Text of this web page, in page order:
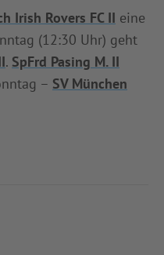
Irish Rovers FC II eine
(12:30 Uhr) geht
. SpFrd Pasing M. II
– SV München